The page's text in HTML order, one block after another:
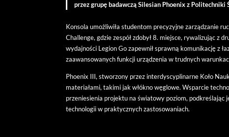
przez grupę badawczą Silesian Phoenix z Politechniki
Konsola umożliwiła studentom precyzyjne zarządzanie
Challenge, gdzie zespół zdobył 8. miejsce, rywalizując z
wydajności Legion Go zapewnił sprawną komunikację z
zaawansowanych funkcji urządzenia w trudnych
Phoenix III, stworzony przez interdyscyplinarne Koło
materiałami, takimi jak włókno węglowe. Wsparcie
przeniesienia projektu na światowy poziom, podkreślając
technologii w praktycznych zastosowaniach.